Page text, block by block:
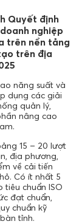
Quyết định
nghiệp
trên nền tảng
trên địa
năng suất và
dụng các giải
quản lý,
nâng cao
15 – 20 lượt
địa phương,
về cải tiến
Có ít nhất 5
chuẩn ISO
đạt chuẩn,
chuẩn kỹ
tỉnh.